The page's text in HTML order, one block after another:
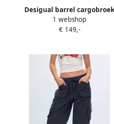
Desigual barrel cargobroek
roodbruin
1 webshop
€ 149,-